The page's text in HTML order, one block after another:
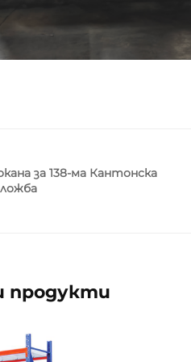
за 138-ма Кантонска
продукти